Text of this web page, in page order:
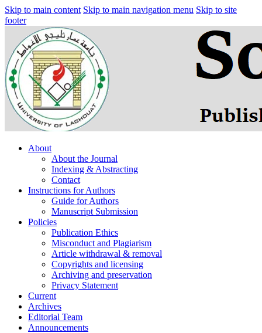
Skip to main content Skip to main navigation menu Skip to site
footer
About
About the Journal
Indexing & Abstracting
Contact
Instructions for Authors
Guide for Authors
Manuscript Submission
Policies
Publication Ethics
Misconduct and Plagiarism
Article withdrawal & removal
Copyrights and licensing
Archiving and preservation
Privacy Statement
Current
Archives
Editorial Team
Announcements